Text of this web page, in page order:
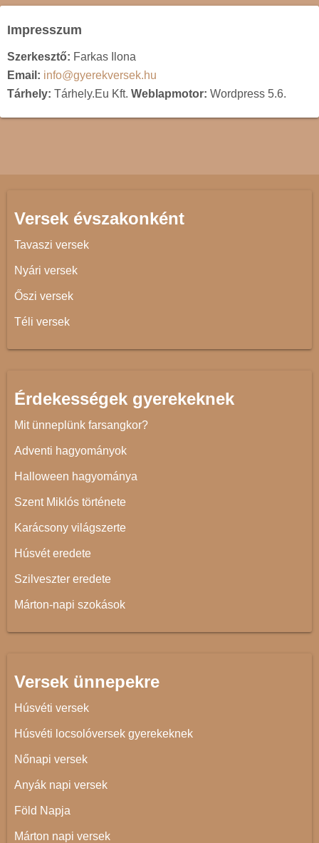
Impresszum
Szerkesztő: Farkas Ilona
Email: info@gyerekversek.hu
Tárhely: Tárhely.Eu Kft. Weblapmotor: Wordpress 5.6.
Versek évszakonként
Tavaszi versek
Nyári versek
Őszi versek
Téli versek
Érdekességek gyerekeknek
Mit ünneplünk farsangkor?
Adventi hagyományok
Halloween hagyománya
Szent Miklós története
Karácsony világszerte
Húsvét eredete
Szilveszter eredete
Márton-napi szokások
Versek ünnepekre
Húsvéti versek
Húsvéti locsolóversek gyerekeknek
Nőnapi versek
Anyák napi versek
Föld Napja
Márton napi versek